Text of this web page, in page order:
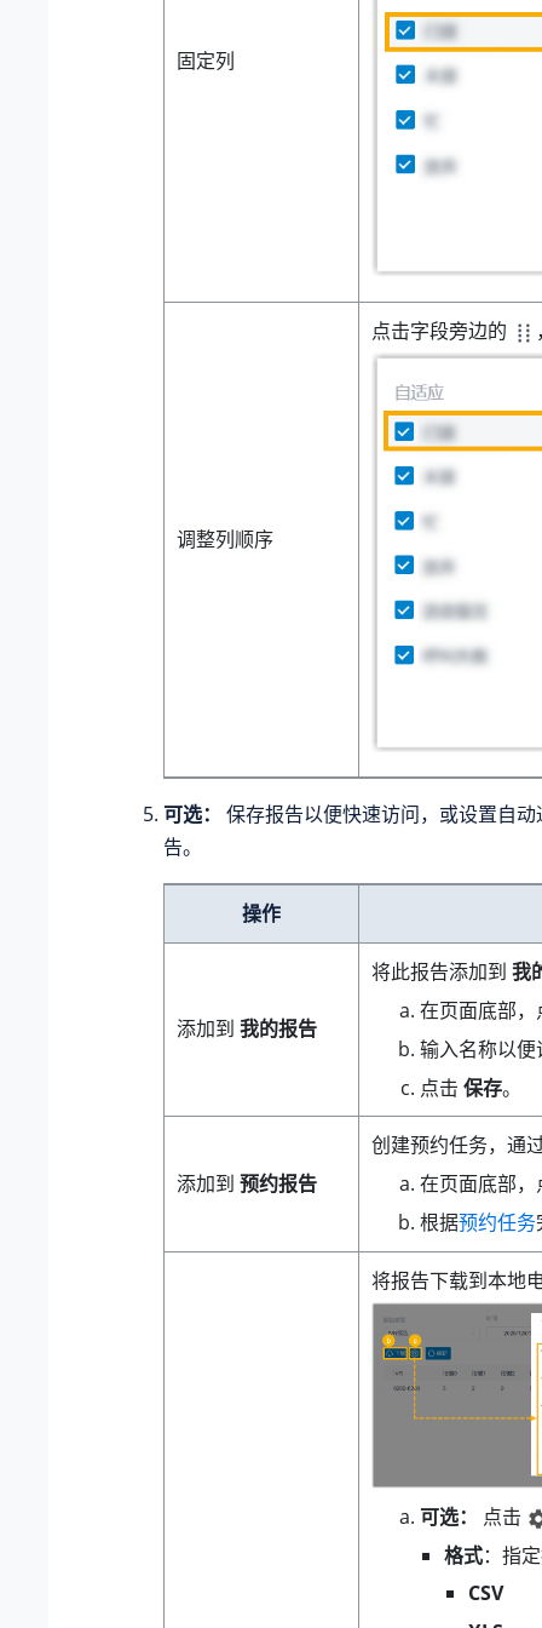
固定列
调整列顺序
点击字段旁边的
可选：
保存报告以便快速访问，或设置自
告。
操作
添加到 我的报告
将此报告添加到 我
在页面底部
输入名称以
点击 保存。
添加到 预约报告
创建预约任务，通
在页面底部
根据预约任务
将报告下载到本地
可选：
点击
格式：指
CSV